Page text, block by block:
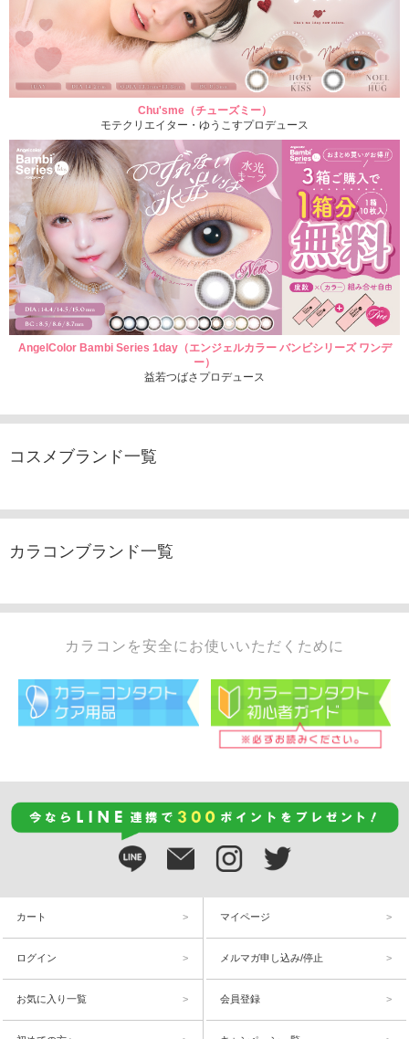
Chu'sme（チューズミー）
モテクリエイター・ゆうこすプロデュース
AngelColor Bambi Series 1day（エンジェルカラー バンビシリーズ ワンデ
ー）
益若つばさプロデュース
コスメブランド一覧
カラコンブランド一覧
カラコンを安全にお使いいただくために
カート マイページ
ログイン メルマガ申し込み/停止
お気に入り一覧 会員登録